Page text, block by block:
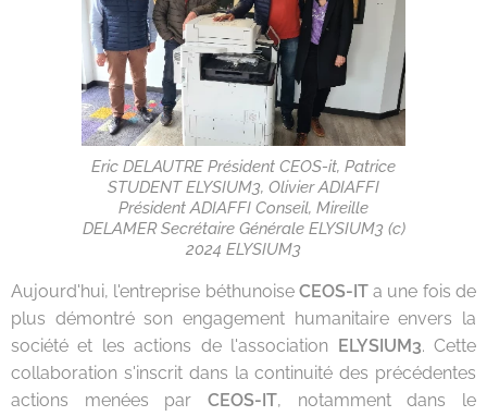
Eric DELAUTRE Président CEOS-it, Patrice
STUDENT ELYSIUM3, Olivier ADIAFFI
Président ADIAFFI Conseil, Mireille
DELAMER Secrétaire Générale ELYSIUM3 (c)
2024 ELYSIUM3
Aujourd'hui, l'entreprise béthunoise CEOS-ITa une fois de
plus démontré son engagement humanitaire envers la
société et les actions de l'association ELYSIUM3. Cette
collaboration s'inscrit dans la continuité des précédentes
actions menées par CEOS-IT, notamment dans le